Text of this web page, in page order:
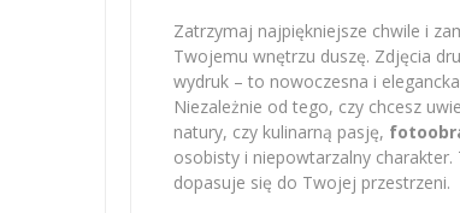
Zatrzymaj najpiękniejsze chwile i
Twojemu wnętrzu duszę. Zdjęcia
wydruk – to nowoczesna i
Niezależnie od tego, czy chcesz
natury, czy kulinarną pasję,
osobisty i niepowtarzalny charakter.
dopasuje się do Twojej przestrzeni.